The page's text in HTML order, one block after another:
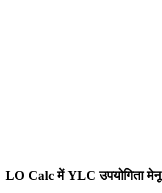
LO Calc में YLC उपयोगिता मेनू